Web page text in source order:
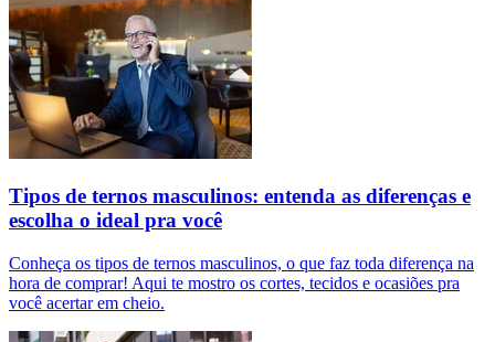
Tipos de ternos masculinos: entenda as diferenças e
escolha o ideal pra você
Conheça os tipos de ternos masculinos, o que faz toda diferença na
hora de comprar! Aqui te mostro os cortes, tecidos e ocasiões pra
você acertar em cheio.